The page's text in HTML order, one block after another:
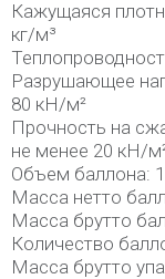
Кажущаяся
кг/м³
Разрушающее
80 кН/м²
Прочность на
не менее 20 кН/
Объем баллона:
Масса нетто
Масса брутто
Количество
Масса брутто